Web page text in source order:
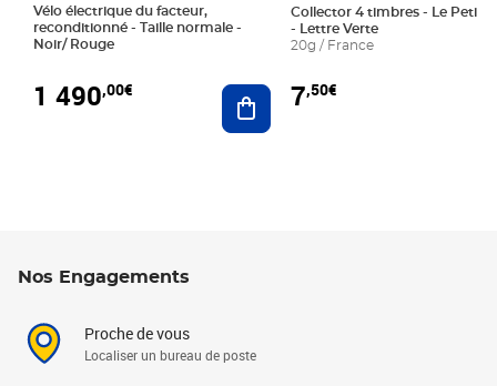
Vélo électrique du facteur,
reconditionné - Taille normale -
Noir/ Rouge
1 490,00€ Ajouter au panier
Collector 4 timbres - Le Petit
- Lettre Verte
20g / France
7,50€
Nos Engagements
Proche de vous
Localiser un bureau de poste